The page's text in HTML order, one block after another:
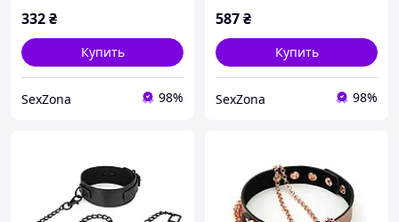
332₴
Купить
SexZona 98%
587₴
Купить
SexZona 98%